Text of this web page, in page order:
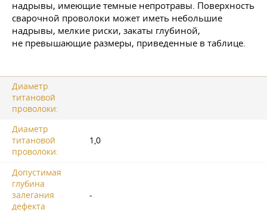
надрывы, имеющие темные непротравы. Поверхность
сварочной проволоки может иметь небольшие
надрывы, мелкие риски, закаты глубиной,
не превышающие размеры, приведенные в таблице.
Диаметр
титановой
проволоки:
Диаметр
титановой
проволоки:
1,0
Допустимая
глубина
залегания
дефекта
-